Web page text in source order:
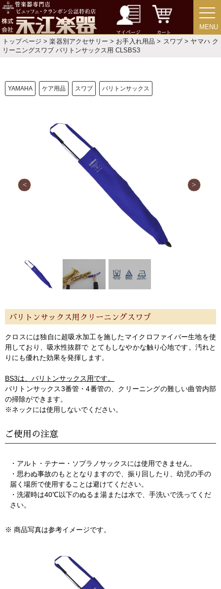
マイページ カート
MENU
MENU
トップページ >楽器別アクセサリー > お手入れ用品 > スワブ > ヤマハ ク
リーニングスワブ バリトンサックス用 CLSBS3
YAMAHA ケア用品 スワブ バリトンサックス
バリトンサックス用クリーニングスワブ
クロスには独自に超吸水加工を施したマイクロファイバー生地を使
用しており、吸水性抜群で とてもしなやかな触り心地です。汚れと
りにも優れた効果を発揮します。
BS3は、バリトンサックス用です。
バリトンサックス3番管・4番管の、クリーニングの難しい曲管内部
の掃除ができます。
※ネックには使用しないでください。
ご使用の注意
・アルト・テナー・ソプラノサックスには使用できません。
・思わぬ事故のもととなりますので、振り回したり、幼児の手の
届く場所で使用することは避けてください。
・洗濯時は40℃以下のぬるま湯または水で、手洗いで洗ってくだ
さい。
※ 商品写真は参考イメージです。
お手入れ方法
選定者のご紹介
ログイン・マイページ
サポート・保証
よくあるご質問 会社紹介
特定商取引法